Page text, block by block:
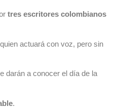
tres escritores colombianos
actuará con voz, pero sin
darán a conocer el día de la
.